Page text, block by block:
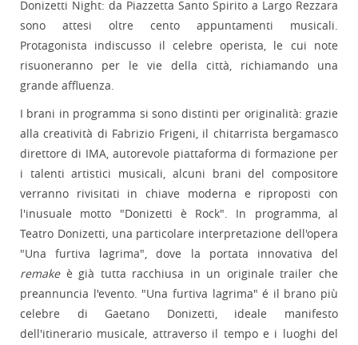
Donizetti Night: da Piazzetta Santo Spirito a Largo Rezzara
sono attesi oltre cento appuntamenti musicali.
Protagonista indiscusso il celebre operista, le cui note
risuoneranno per le vie della città, richiamando una
grande affluenza.
I brani in programma si sono distinti per originalità: grazie
alla creatività di Fabrizio Frigeni, il chitarrista bergamasco
direttore di IMA, autorevole piattaforma di formazione per
i talenti artistici musicali, alcuni brani del compositore
verranno rivisitati in chiave moderna e riproposti con
l'inusuale motto "Donizetti è Rock". In programma, al
Teatro Donizetti, una particolare interpretazione dell'opera
"Una furtiva lagrima", dove la portata innovativa del
remake è già tutta racchiusa in un originale trailer che
preannuncia l'evento. "Una furtiva lagrima" é il brano più
celebre di Gaetano Donizetti, ideale manifesto
dell'itinerario musicale, attraverso il tempo e i luoghi del